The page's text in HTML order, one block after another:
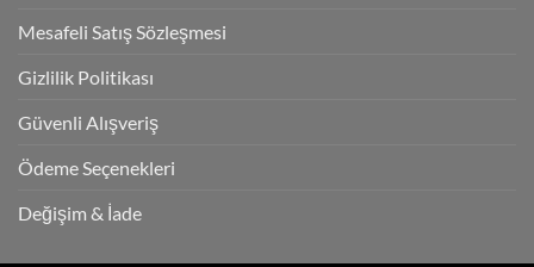
Mesafeli Satış Sözleşmesi
Gizlilik Politikası
Güvenli Alışveriş
Ödeme Seçenekleri
Değişim & İade